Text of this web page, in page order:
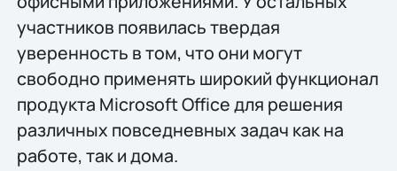
участников появилась твердая
уверенность в том, что они могут
свободно применять широкий функционал
продукта Microsoft Office для решения
различных повседневных задач как на
работе, так и дома.